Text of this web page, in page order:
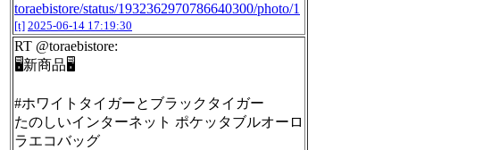
toraebistore/status/1932362970786640300/photo/1
[t] 2025-06-14 17:19:30
RT @toraebistore:
🖥新商品🖥
#ホワイトタイガーとブラックタイガー
たのしいインターネット ポケッタブルオーロ
ラエコバッグ